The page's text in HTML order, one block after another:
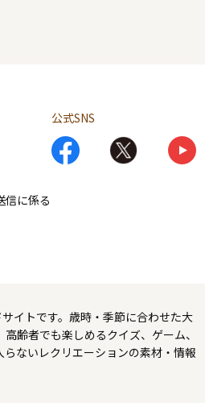
信に係る
公式SNS
イトです。歳時・季節に合わせた大
齢者でも楽しめるクイズ、ゲーム、
ないレクリエーションの素材・情報